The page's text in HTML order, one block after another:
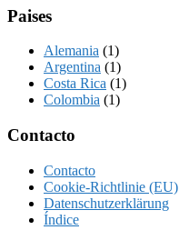
Paises
Alemania (1)
Argentina (1)
Costa Rica (1)
Colombia (1)
Footer
Contacto
Contacto
Cookie-Richtlinie (EU)
Datenschutzerklärung
Índice